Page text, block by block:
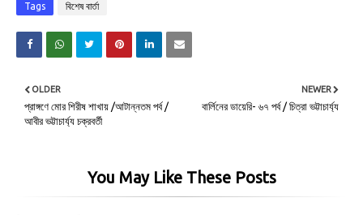
Tags বিশেষ বার্তা
NEWER
বার্লিনের ডায়েরি- ৬৭ পর্ব / চিত্রা ভট্টাচার্য্য
OLDER
প্রাঙ্গণে মোর শিরীষ শাখায় /আটান্নতম পর্ব /
আবীর ভট্টাচার্য্য চক্রবর্তী
You May Like These Posts